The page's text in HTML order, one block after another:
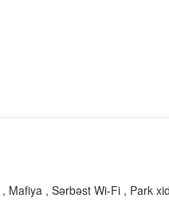
Mafiya Sərbəst Wi-Fi Park